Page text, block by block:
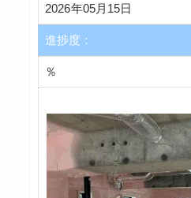
2026年05月15日
進捗度：
％